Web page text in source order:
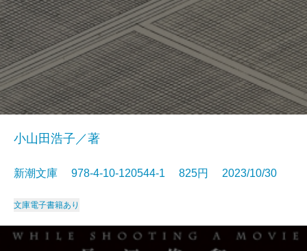
小山田浩子／著
新潮文庫 978-4-10-120544-1 825円 2023/10/30
文庫電子書籍あり